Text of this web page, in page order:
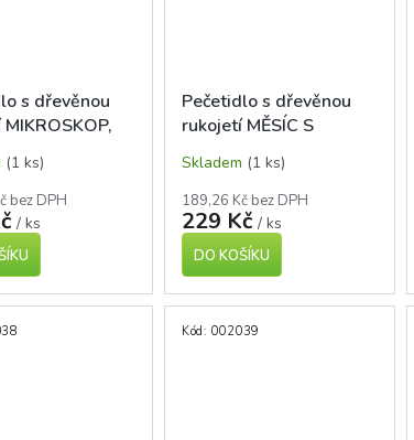
s dřevěnou
(1 ks)
bez DPH
/ ks
Pečetidlo s dřevěnou
rukojetí MĚSÍC S
Skladem (1 ks)
189,26 Kč bez DPH
229 Kč / ks
DO KOŠÍKU
Kód: 002039